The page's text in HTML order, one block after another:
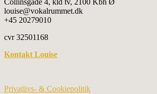
Collinsgade 4, kld tv, 2100 Kbh Ø
louise@vokalrummet.dk
+45 20279010
cvr 32501168
Kontakt Louise
Privatlivs- & Cookiepolitik